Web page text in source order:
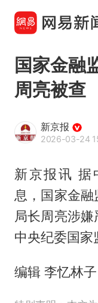
国家金融
周亮被查
新京报
2026-03-24
新京报讯 据
息，国家金
局长周亮涉
中央纪委国家
编辑 李忆林子